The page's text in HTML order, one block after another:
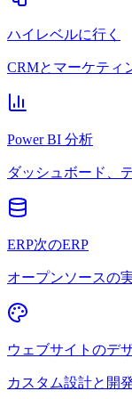
ハイレベルに行く
CRMとマーケティ
Power BI 分析
ダッシュボード、
ERP次のERP
オープンソースの
ウェブサイトのデ
カスタム設計と開